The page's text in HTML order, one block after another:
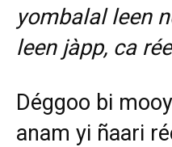
yombalal leen
leen jàpp, ca
Déggoo bi
anam yi ñaari